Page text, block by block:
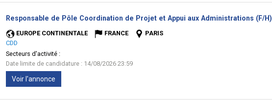
Responsable de Pôle Coordination de Projet et Appui aux Administrations (F/H)
EUROPE CONTINENTALE FRANCE
PARIS
CDD
Secteurs d'activité :
Date limite de candidature : 14/08/2026 23:59
Voir l'annonce